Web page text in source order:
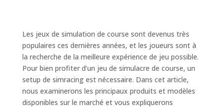
Les jeux de simulation de course sont devenus très
populaires ces dernières années, et les joueurs sont à
la recherche de la meilleure expérience de jeu possible.
Pour bien profiter d’un jeu de simulacre de course, un
setup de simracing est nécessaire. Dans cet article,
nous examinerons les principaux produits et modèles
disponibles sur le marché et vous expliquerons